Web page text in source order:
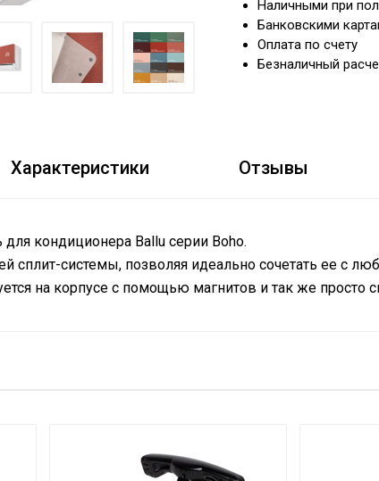
Наличными при
Банковскими
Оплата по счету
Безналичный
Характеристики Отзывы
кондиционера Ballu серии Boho.
сплит-системы, позволяя идеально сочетать ее с
на корпусе с помощью магнитов и так же просто